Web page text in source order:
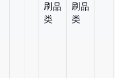
刷品
类
刷品
类